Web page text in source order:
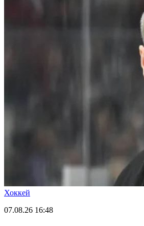
Хоккей
07.08.26 16:48